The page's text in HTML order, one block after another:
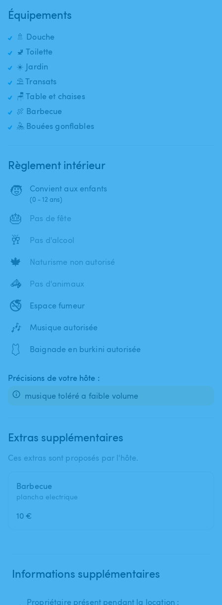
Équipements
🚿 Douche
🚽 Toilette
☀️ Jardin
⛱️ Transats
🪑 Table et chaises
🍖 Barbecue
🤽 Bouées gonflables
Règlement intérieur
🧒 Convient aux enfants
(0 - 12 ans)
🎂 Pas de fête
🥂 Pas d'alcool
🍁 Naturisme non autorisé
🦓 Pas d'animaux
🚭 Espace fumeur
🎶 Musique autorisée
🩱 Baignade en burkini autorisée
Précisions de votre hôte :
musique toléré a faible volume
Extras supplémentaires
Ces extras sont proposés par l'hôte.
Barbecue
plancha electrique
10 €
Informations supplémentaires
Propriétaire présent pendant la location :